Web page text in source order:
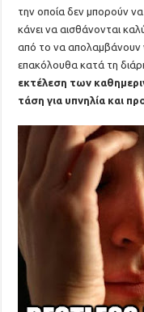
την οποία δεν μπορούν
κάνει να αισθάνονται
από το να απολαμβάνουν
επακόλουθα κατά τη
εκτέλεση των
τάση για υπνηλία και